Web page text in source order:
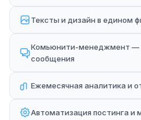
Тексты и дизайн в едином
Комьюнити-менеджмент —
сообщения
Ежемесячная аналитика и
Автоматизация постинга и